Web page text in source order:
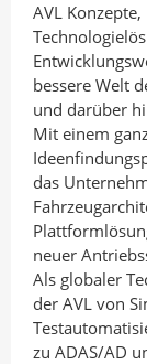
AVL Konzepte,
bessere Welt
und darüber
Mit einem
das
neuer
Als globaler
der AVL von
zu ADAS/AD